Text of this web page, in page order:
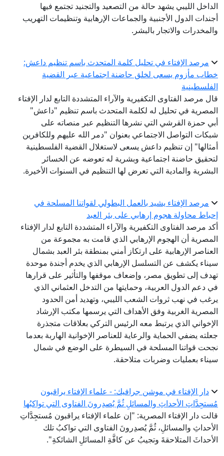
الداخل الليبي يشهد حالة من التصعيد والتجنيد تجتمع فيها
أجندات الدول الأجنبية والجماعات الإرهابية وتنظيمات التهريب
والمخدرات والاتجار بالبشر.
مرصد الإفتاء في تحليل كلمة المتحدث باسم تنظيم داعش:
خطاب مأزوم يسعى لخلق حاضنة اجتماعية عبر القضية
الفلسطينية
قال مرصد الفتاوى التكفيرية والآراء المتشددة التابع لدار الإفتاء
المصرية في تحليل له لكلمة المتحدث باسم تنظيم "داعش"
أبي حمزة القرشي التي نشرها التنظيم عبر منصاته على
شبكات التواصل الاجتماعي بعنوان "دمر الله عليهم وللكافرين
أمثالها" إن تنظيم داعش يسعى لاستغلال القضية الفلسطينية
لتحقيق حاضنة اجتماعية وبشرية له تعوضه عن الخسائر
البشرية والمادية التي تعرض لها التنظيم في السنوات الأخيرة.
مرصد الإفتاء يشيد بالعمل البطولي لقواتنا المسلحة في
إحباط محاولة هجوم إرهابي على بئر العبد
أكد مرصد الفتاوى التكفيرية والآراء المتشددة التابع لدار الإفتاء
المصرية أن الهجوم الإرهابي الذي قامت به مجموعة من
العناصر الإرهابية على ارتكاز أمني بمنطقة بئر العبد بشمال
سيناء يكشف عن التسلسل الإرهابي الذي يخدم أجندة موحدة
تهدف إلى تطويق مصر، وإضعاف موقفها والتأثير على قرارها
في دعم الدول العربية، وحمايتها من التدخل العثماني الذي
يرغب في نهب ثروات الشعب الليبي، وتهديد أمن الحدود
المصرية الغربية وفق الأهداف التي يرسمها مكتب الإرشاد
الإخواني الذي يرتبط معه الرئيس التركي بعلاقات متجذرة
جعلته يضفي الحماية والرعاية للعناصر الإخوانية الهاربة بعدما
نجحت قواتنا المسلحة في السيطرة على الوضع في شمال
سيناء بعمليات وضربات متلاحقة.
دار الإفتاء في موشن جرافيك: - علماء الإفتاء يراقبون
مُستجِدَّاتِ الأحداثِ والمسائلِ ثُمَّ يُصدِرونَ الفتاوى التي تواكبُها
قالت دار الإفتاء المصرية: "إن علماء الإفتاء يراقبون مُستجِدَّاتِ
الأحداثِ والمسائلِ، ثُمَّ يُصدِرونَ الفتاوى التي تواكبُ تلك
الأحداثَ المتلاحقةَ وتجيبُ عن كافَّةِ المسائلِ الشائكةِ".